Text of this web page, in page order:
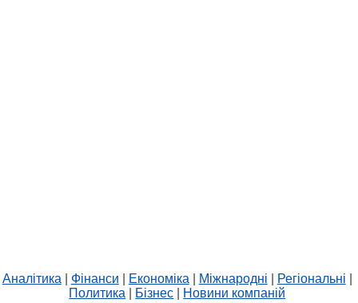
Аналітика| Фінанси Економіка| Міжнародні Регіональні
Политика
Бізнес Новини компаній